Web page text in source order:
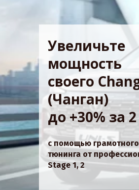
Увеличьте
мощность
своего
(Чанган)
до +30% за
с помощью
тюнинга от
Stage 1, 2